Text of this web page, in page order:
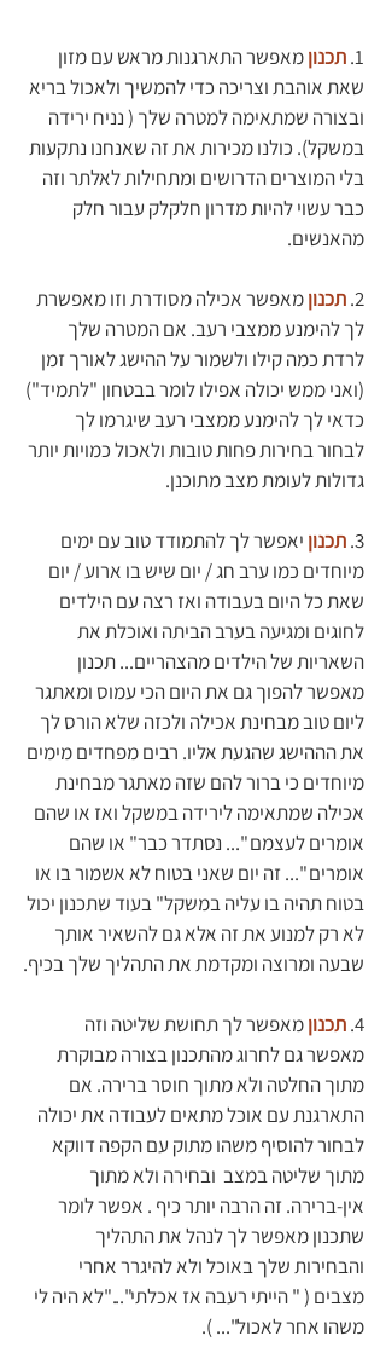
1. תכנון מאפשר התארגנות מראש עם מזון
שאת אוהבת וצריכה כדי להמשיך ולאכול בריא
ובצורה שמתאימה למטרה שלך ( נניח ירידה
במשקל). כולנו מכירות את זה שאנחנו נתקעות
בלי המוצרים הדרושים ומתחילות לאלתר וזה
כבר עשוי להיות מדרון חלקלק עבור חלק
מהאנשים.
2. תכנון מאפשר אכילה מסודרת וזו מאפשרת
לך להימנע ממצבי רעב. אם המטרה שלך
לרדת כמה קילו ולשמור על ההישג לאורך זמן
(ואני ממש יכולה אפילו לומר בבטחון "לתמיד")
כדאי לך להימנע ממצבי רעב שיגרמו לך
לבחור בחירות פחות טובות ולאכול כמויות יותר
גדולות לעומת מצב מתוכנן.
3. תכנון יאפשר לך להתמודד טוב עם ימים
מיוחדים כמו ערב חג / יום שיש בו ארוע / יום
שאת כל היום בעבודה ואז רצה עם הילדים
לחוגים ומגיעה בערב הביתה ואוכלת את
השאריות של הילדים מהצהריים... תכנון
מאפשר להפוך גם את היום הכי עמוס ומאתגר
ליום טוב מבחינת אכילה ולכזה שלא הורס לך
את הההישג שהגעת אליו. רבים מפחדים מימים
מיוחדים כי ברור להם שזה מאתגר מבחינת
אכילה שמתאימה לירידה במשקל ואז או שהם
אומרים לעצמם "... נסתדר כבר" או שהם
אומרים "... זה יום שאני בטוח לא אשמור בו או
בטוח תהיה בו עליה במשקל" בעוד שתכנון יכול
לא רק למנוע את זה אלא גם להשאיר אותך
שבעה ומרוצה ומקדמת את התהליך שלך בכיף.
4. תכנון מאפשר לך תחושת שליטה וזה
מאפשר גם לחרוג מהתכנון בצורה מבוקרת
מתוך החלטה ולא מתוך חוסר ברירה. אם
התארגנת עם אוכל מתאים לעבודה את יכולה
לבחור להוסיף משהו מתוק עם הקפה דווקא
מתוך שליטה במצב  ובחירה ולא מתוך
אין-ברירה. זה הרבה יותר כיף . אפשר לומר
שתכנון מאפשר לך לנהל את התהליך
והבחירות שלך באוכל ולא להיגרר אחרי
מצבים ( " הייתי רעבה אז אכלתי"..."לא היה לי
משהו אחר לאכול"... ).